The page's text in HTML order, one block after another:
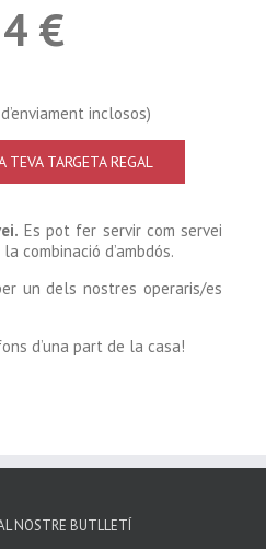
€
inclosos)
TEVA TARGETA REGAL
Es pot fer servir com servei
combinació d’ambdós.
un dels nostres operaris/es
d’una part de la casa!
NOSTRE BUTLLETÍ